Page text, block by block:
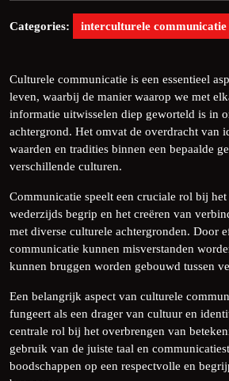
Categories: interculturele communicatie
Culturele communicatie is een essentieel
leven, waarbij de manier waarop we met
informatie uitwisselen diep geworteld is in
achtergrond. Het omvat de overdracht van
waarden en tradities binnen een bepaalde
verschillende culturen.
Communicatie speelt een cruciale rol bij
wederzijds begrip en het creëren van
met diverse culturele achtergronden. Door
communicatie kunnen misverstanden
kunnen bruggen worden gebouwd tussen
Een belangrijk aspect van culturele
fungeert als een drager van cultuur en
centrale rol bij het overbrengen van
gebruik van de juiste taal en
boodschappen op een respectvolle en